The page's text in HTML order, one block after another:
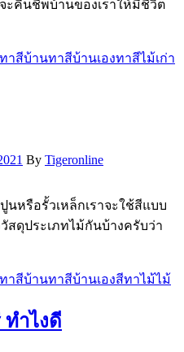
ะคืนชีพบ้านของเราให้มีชีวิต
ทาสีบ้านทาสีบ้านเองทาสีไม้เก่า
By Tigeronline
นหรือรั้วเหล็กเราจะใช้สีแบบ
สดุประเภทไม้กันบ้างครับว่า
ทาสีบ้านทาสีบ้านเองสีทาไม้ไม้
ทำไงดี